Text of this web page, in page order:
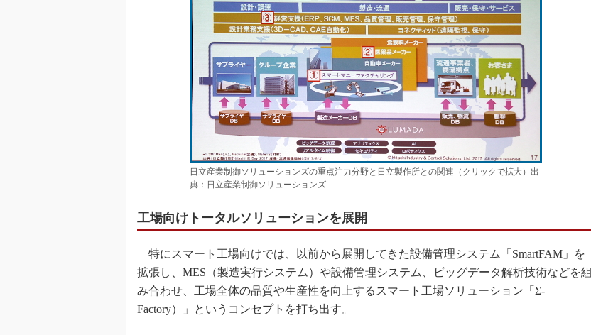
日立産業制御ソリューションズの重点注力分野と日立製作所との関連（クリックで拡大）出
典：日立産業制御ソリューションズ
工場向けトータルソリューションを展開
特にスマート工場向けでは、以前から展開してきた設備管理システム「SmartFAM」を
拡張し、MES（製造実行システム）や設備管理システム、ビッグデータ解析技術などを組
み合わせ、工場全体の品質や生産性を向上するスマート工場ソリューション「Σ-
Factory）」というコンセプトを打ち出す。